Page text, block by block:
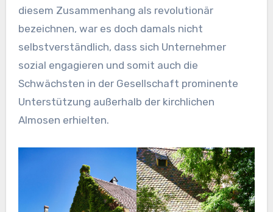
diesem Zusammenhang als revolutionär
bezeichnen, war es doch damals nicht
selbstverständlich, dass sich Unternehmer
sozial engagieren und somit auch die
Schwächsten in der Gesellschaft prominente
Unterstützung außerhalb der kirchlichen
Almosen erhielten.